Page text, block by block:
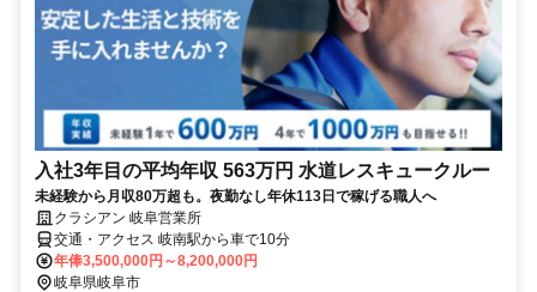
入社3年目の平均年収 563万円 水道レスキュークルー
未経験から月収80万超も。夜勤なし年休113日で稼げる職人へ
クラシアン 岐阜営業所
交通・アクセス 岐南駅から車で10分
年俸3,500,000円～8,200,000円
岐阜県岐阜市